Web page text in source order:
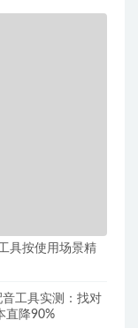
具按使用场景精
工具实测：找对
直降90%